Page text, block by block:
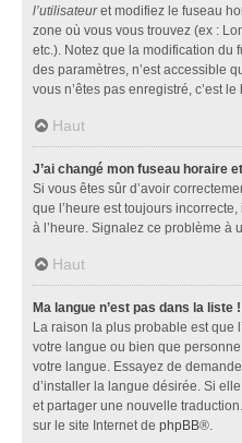
l’utilisateuret modifiez le fuseau
zone où vous vous trouvez (ex :
etc.). Notez que la modification du
des paramètres, n’est accessible
vous n’êtes pas enregistré, c’est
Haut
J’ai changé mon fuseau horaire
Si vous êtes sûr d’avoir
que l’heure est toujours
à l’heure. Signalez ce problème à
Haut
Ma langue n’est pas dans la liste !
La raison la plus probable est que
votre langue ou bien que
votre langue. Essayez de
d’installer la langue désirée. Si
et partager une nouvelle
sur le site Internet de phpBB®.